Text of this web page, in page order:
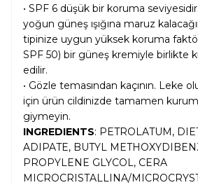
• SPF 6 düşük bir koruma
yoğun güneş ışığına maruz
tipinize uygun yüksek koruma
SPF 50) bir güneş kremiyle birlikte
edilir.
• Gözle temasından kaçının. Leke
için ürün cildinizde tamamen
giymeyin.
INGREDIENTS: PETROLATUM,
ADIPATE, BUTYL
PROPYLENE GLYCOL, CERA
MICROCRISTALLINA/